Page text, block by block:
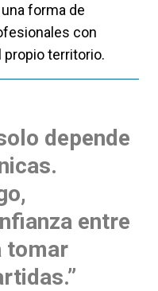
forma de
con
territorio.
depende
entre
tomar